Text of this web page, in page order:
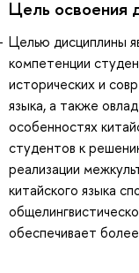
Цель освоения
Целью дисциплины
компетенции
исторических и
языка, а также
особенностях
студентов к
реализации
китайского языка
обеспечивает